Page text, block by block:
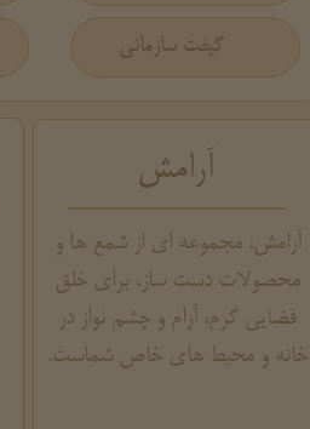
گیفت سازمانی
آرامش
آرامش، مجموعه ای از شمع ها و
محصولات دست ساز، برای خلق
فضایی گرم، آرام و چشم نواز در
خانه و محیط های خاص شماست.